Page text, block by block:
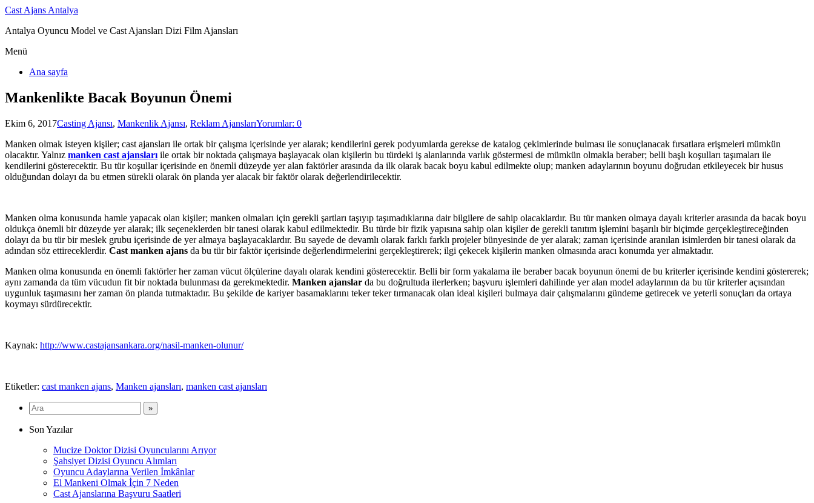
Cast Ajans Antalya
Antalya Oyuncu Model ve Cast Ajansları Dizi Film Ajansları
Menü
Ana sayfa
Mankenlikte Bacak Boyunun Önemi
Ekim 6, 2017Casting Ajansı, Mankenlik Ajansı, Reklam AjanslarıYorumlar: 0
Manken olmak isteyen kişiler; cast ajansları ile ortak bir çalışma içerisinde yer alarak; kendilerini gerek podyumlarda gerekse de katalog çekimlerinde bulması ile sonuçlanacak fırsatlara erişmeleri mümkün
olacaktır. Yalnız manken cast ajansları ile ortak bir noktada çalışmaya başlayacak olan kişilerin bu türdeki iş alanlarında varlık göstermesi de mümkün olmakla beraber; belli başlı koşulları taşımaları ile
kendilerini gösterecektir. Bu tür koşullar içerisinde en önemli düzeyde yer alan faktörler arasında da ilk olarak bacak boyu kabul edilmekte olup; manken adaylarının boyunu doğrudan etkileyecek bir husus
olduğundan dolayı da bu etmen sürekli olarak ön planda yer alacak bir faktör olarak değerlendirilecektir.
Manken olma konusunda hamle yapacak olan kişiler; manken olmaları için gerekli şartları taşıyıp taşımadıklarına dair bilgilere de sahip olacaklardır. Bu tür manken olmaya dayalı kriterler arasında da bacak boyu
oldukça önemli bir düzeyde yer alarak; ilk seçeneklerden bir tanesi olarak kabul edilmektedir. Bu türde bir fizik yapısına sahip olan kişiler de gerekli tanıtım işlemini başarılı bir biçimde gerçekleştireceğinden
dolayı da bu tür bir meslek grubu içerisinde de yer almaya başlayacaklardır. Bu sayede de devamlı olarak farklı farklı projeler bünyesinde de yer alarak; zaman içerisinde aranılan isimlerden bir tanesi olarak da
adından söz ettireceklerdir. Cast manken ajans da bu tür bir faktör içerisinde değerlendirmelerini gerçekleştirerek; ilgi çekecek kişilerin manken olmasında aracı konumda yer almaktadır.
Manken olma konusunda en önemli faktörler her zaman vücut ölçülerine dayalı olarak kendini gösterecektir. Belli bir form yakalama ile beraber bacak boyunun önemi de bu kriterler içerisinde kendini göstererek;
aynı zamanda da tüm vücudun fit bir noktada bulunması da gerekmektedir. Manken ajanslar da bu doğrultuda ilerlerken; başvuru işlemleri dahilinde yer alan model adaylarının da bu tür kriterler açısından
uygunluk taşımasını her zaman ön planda tutmaktadır. Bu şekilde de kariyer basamaklarını teker teker tırmanacak olan ideal kişileri bulmaya dair çalışmalarını gündeme getirecek ve yeterli sonuçları da ortaya
koymayı sürdürecektir.
Kaynak: http://www.castajansankara.org/nasil-manken-olunur/
Etiketler: cast manken ajans, Manken ajansları, manken cast ajansları
Son Yazılar
Mucize Doktor Dizisi Oyuncularını Arıyor
Şahsiyet Dizisi Oyuncu Alımları
Oyuncu Adaylarına Verilen İmkânlar
El Mankeni Olmak İçin 7 Neden
Cast Ajanslarına Başvuru Saatleri